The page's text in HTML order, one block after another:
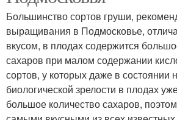
Большинство сортов груши,
выращивания в Подмосковье,
вкусом, в плодах содержится
сахаров при малом содержании
сортов, у которых даже в состоянии
биологической зрелости в плодах
большое количество сахаров,